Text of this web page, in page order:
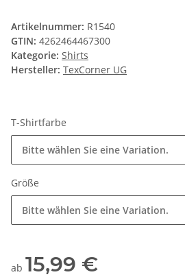
Artikelnummer: R1540
GTIN: 4262464467300
Kategorie: Shirts
Hersteller: TexCorner UG
T-Shirtfarbe
Bitte wählen Sie eine Variation.
Größe
Bitte wählen Sie eine Variation.
ab 15,99 €